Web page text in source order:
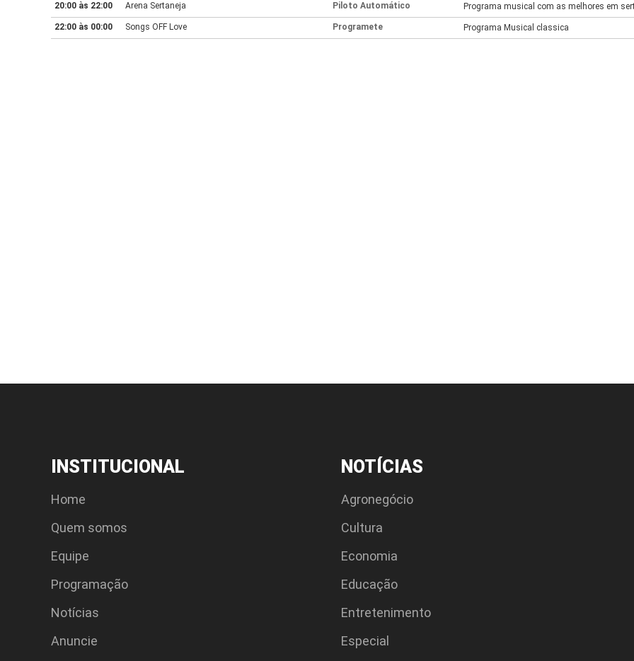
20:00 às 22:00 Arena Sertaneja Piloto Automático Programa musical com as melhores em
22:00 às 00:00 Songs OFF Love Programete Programa Musical classica
INSTITUCIONAL
Home
Quem somos
Equipe
Programação
Notícias
Anuncie
NOTÍCIAS
Agronegócio
Cultura
Economia
Educação
Entretenimento
Especial